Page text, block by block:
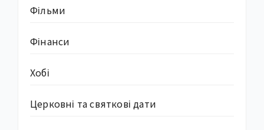
Фільми
Фінанси
Хобі
Церковні та святкові дати